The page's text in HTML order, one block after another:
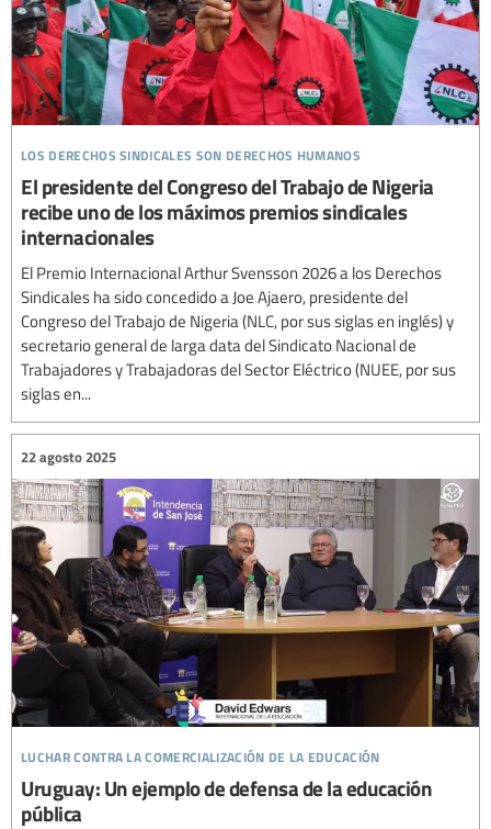
los derechos sindicales son derechos humanos
El presidente del Congreso del Trabajo de Nigeria
recibe uno de los máximos premios sindicales
internacionales
El Premio Internacional Arthur Svensson 2026 a los Derechos
Sindicales ha sido concedido a Joe Ajaero, presidente del
Congreso del Trabajo de Nigeria (NLC, por sus siglas en inglés) y
secretario general de larga data del Sindicato Nacional de
Trabajadores y Trabajadoras del Sector Eléctrico (NUEE, por sus
siglas en...
luchar contra la comercialización de la educación
22 agosto 2025
Uruguay: Un ejemplo de defensa de la educación
pública